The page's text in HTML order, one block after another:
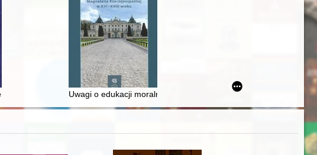
dziśz rodu ŚlązakaUwagi o edukacji moralnej synów szlacheckich w XVI-wiecznej